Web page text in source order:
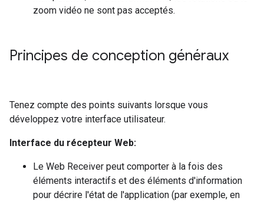
zoom vidéo ne sont pas acceptés.
Principes de conception généraux
Tenez compte des points suivants lorsque vous
développez votre interface utilisateur.
Interface du récepteur Web:
Le Web Receiver peut comporter à la fois des
éléments interactifs et des éléments d'information
pour décrire l'état de l'application (par exemple, en